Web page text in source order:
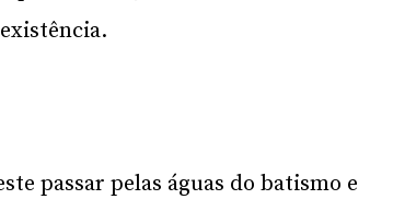
passar pelas águas do batismo e